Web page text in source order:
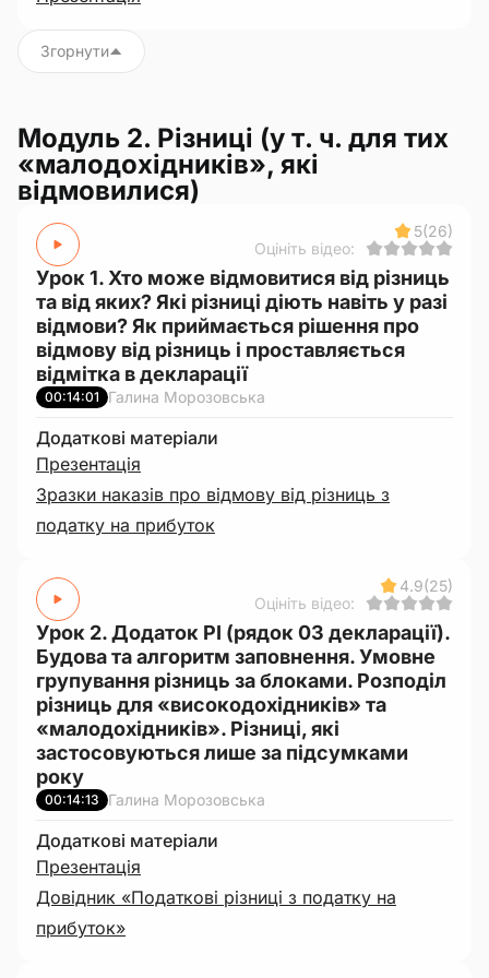
Згорнути
Модуль 2. Різниці (у т. ч. для тих
«малодохідників», які
відмовилися)
5(26)
Оцініть відео:
Урок 1. Хто може відмовитися від різниць
та від яких? Які різниці діють навіть у разі
відмови? Як приймається рішення про
відмову від різниць і проставляється
відмітка в декларації
00:14:01 Галина Морозовська
Додаткові матеріали
Презентація
Зразки наказів про відмову від різниць з
податку на прибуток
4.9(25)
Оцініть відео:
Урок 2. Додаток РІ (рядок 03 декларації).
Будова та алгоритм заповнення. Умовне
групування різниць за блоками. Розподіл
різниць для «високодохідників» та
«малодохідників». Різниці, які
застосовуються лише за підсумками
року
00:14:13 Галина Морозовська
Додаткові матеріали
Презентація
Довідник «Податкові різниці з податку на
прибуток»